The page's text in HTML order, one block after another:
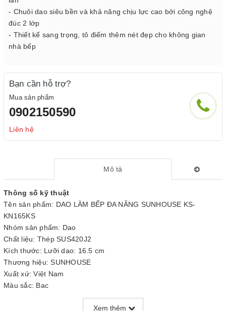
- Chuôi dao siêu bền và khả năng chịu lực cao bởi công nghệ
đúc 2 lớp
- Thiết kế sang trọng, tô điểm thêm nét đẹp cho không gian
nhà bếp
Bạn cần hỗ trợ?
Mua sản phẩm
0902150590
Liên hệ
Mô tả
Thông số kỹ thuật
Tên sản phẩm: DAO LÀM BẾP ĐA NĂNG SUNHOUSE KS-
KN165KS
Nhóm sản phẩm: Dao
Chất liệu: Thép SUS420J2
Kích thước: Lưỡi dao: 16.5 cm
Thương hiệu: SUNHOUSE
Xuất xứ: Việt Nam
Màu sắc: Bạc
Công nghệ: Mài đơn đến 65% lưỡi dao
Xem thêm